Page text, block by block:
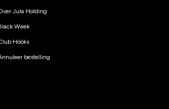
Jula Holding
Week
Hööks
bestelling